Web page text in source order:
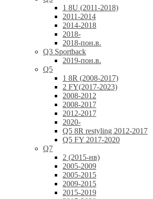
1 8U (2011-2018)
2011-2014
2014-2018
2018-
2018-пон.в.
Q3 Sportback
2019-пон.в.
Q5
1 8R (2008-2017)
2 FY(2017-2023)
2008-2012
2008-2017
2012-2017
2020-
Q5 8R restyling 2012-2017
Q5 FY 2017-2020
Q7
2 (2015-нв)
2005-2009
2005-2015
2009-2015
2015-2019